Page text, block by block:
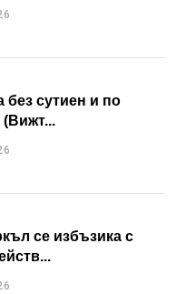
без сутиен и по
(Вижт...
се избъзика с